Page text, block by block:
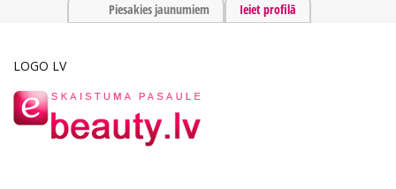
Piesakies jaunumiem Ieiet profilā
LOGO LV